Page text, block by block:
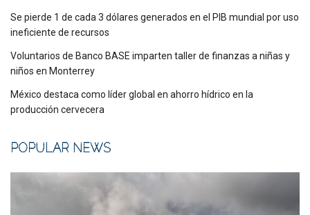
Se pierde 1 de cada 3 dólares generados en el PIB mundial por uso
ineficiente de recursos
Voluntarios de Banco BASE imparten taller de finanzas a niñas y
niños en Monterrey
México destaca como líder global en ahorro hídrico en la
producción cervecera
POPULAR NEWS